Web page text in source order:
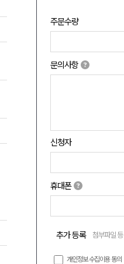
주문수량
문의사항
신청자
휴대폰
추가 등록 첨부파일 등
개인정보 수집이용 동의